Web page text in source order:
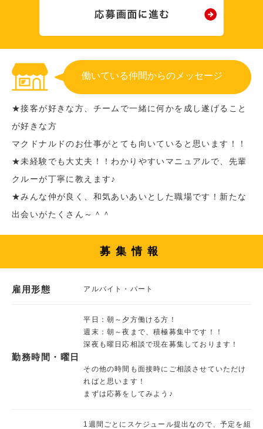
働いている仲間からのメッセージ
★接客が好きな方、チームで一緒に何かを成し遂げること
が好きな方
マクドナルドのお仕事がとても向いていると思います！！
★未経験でも大丈夫！！わかりやすいマニュアルで、先輩
クルーが丁寧に教えます♪
★みんな仲が良く、和気あいあいとした職場です！新たな
出会いがたくさん～＾＾
募集情報
雇用形態 アルバイト・パート
勤務時間・曜日
平日：朝～夕方働ける方！
週末：朝～夜まで、積極募集中です！！
深夜も曜日応相談で現在募集しております！
その他の時間も面接時にご相談させていただけ
ればと思います！
まずは応募をしてみよう♪
1週間ごとにスケジュール提出なので、予定を組